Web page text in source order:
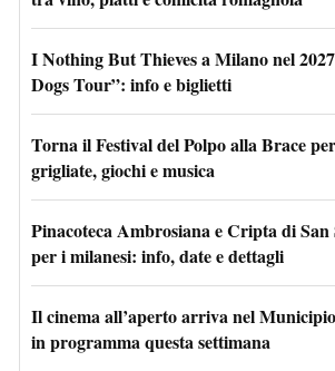
I Nothing But Thieves a Milano nel
Dogs Tour”: info e biglietti
Torna il Festival del Polpo alla Brace
grigliate, giochi e musica
Pinacoteca Ambrosiana e Cripta di
per i milanesi: info, date e dettagli
Il cinema all’aperto arriva nel
in programma questa settimana